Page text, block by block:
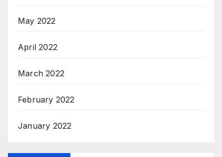
May 2022
April 2022
March 2022
February 2022
January 2022